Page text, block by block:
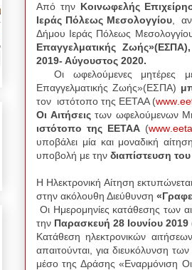
Από την Κοινωφελής
Ιεράς Πόλεως Μεσολογγίου,
Δήμου Ιεράς Πόλεως
Επαγγελματικής
2019- Αύγουστος 2020.
Οι ωφελούμενες μητέρες
Επαγγελματικής Ζωής»(ΕΣΠΑ)
τον ιστότοπο της ΕΕΤΑΑ (www
Οι Αιτήσειςτων ωφελούμενων
ιστότοπο της ΕΕΤΑΑ (www.
υποβάλει μία και μοναδική
υποβολή με την διαπίστευση του
Η Ηλεκτρονική Αίτηση
στην ακόλουθη Διεύθυνση
Οι Ημερομηνίες κατάθεσης των
την Παρασκευή 28 Ιουνίου
Κατάθεση ηλεκτρονικών
απαιτούνται, για διευκόλυνση
μέσο της Δράσης «Εναρμόνιση